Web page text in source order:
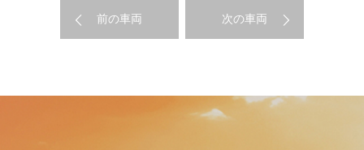
前の車両 次の車両